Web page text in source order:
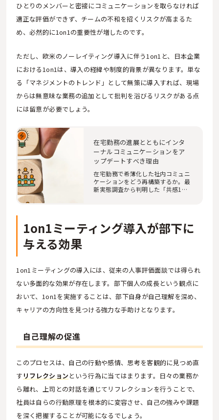
ひとりのメンバーと密接にコミュニケーションを取らなければ
適正な評価ができず、チームの不和を招くリスクが高まるた
め、必然的に1on1の重要性が増したのです。
ただし、欧米のノーレイティング導入に伴う1on1と、日本企業
における1on1は、導入の経緯や制度的背景が異なります。単な
る「マネジメントのトレンド」として無策に導入すれば、現場
からは無意味な業務の追加として批判を浴びるリスクがある点
には留意が必要でしょう。
在宅勤務の進展とともにインタ
ーナルコミュニケーションをア
ップデートすべき理由
在宅勤務で希薄化した社内コミュニ
ケーションをどう再構築するか。最
新実態調査から判明した「共感1
1on1ミーティング導入が部下に
与える効果
1on1ミーティングの導入には、従来の人事評価面談では得られ
ない多面的な効果が存在します。部下個人の成長という観点に
おいて、1on1を実施することは、部下自身が自己理解を深め、
キャリアの方向性を見つける強力な手助けとなります。
自己理解の促進
このプロセスは、自己の行動や感情、思考を客観的に見つめ直
す リフレクション という行為に当てはまります。日々の業務か
ら離れ、上司との対話を通じてリフレクションを行うことで、
社員は自らの行動原理を根本的に変容させ、自己の強みや課題
を深く把握することが可能になるでしょう。